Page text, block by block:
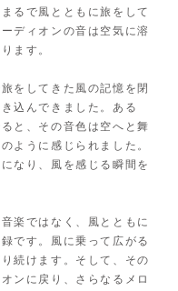
るで風とともに旅をして
ディオンの音は空気に溶
ます。
をしてきた風の記憶を閉
込んできました。ある
と、その音色は空へと舞
ように感じられました。
なり、風を感じる瞬間を
楽ではなく、風とともに
です。風に乗って広がる
続けます。そして、その
ンに戻り、さらなるメロ